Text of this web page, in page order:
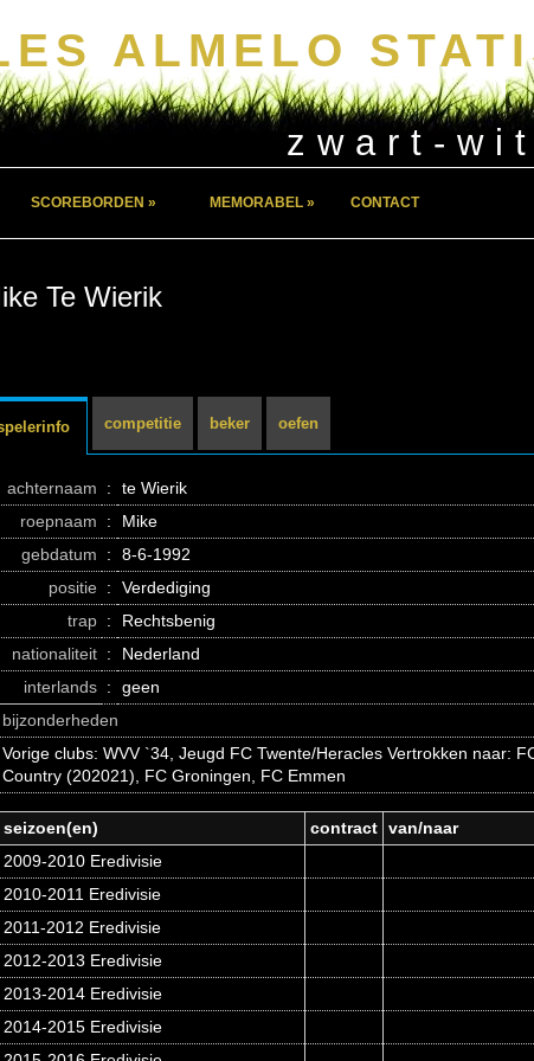
ALMELO
zwart-
SCOREBORDEN » MEMORABEL » CONTACT
Te Wierik
competitie beker oefen
achternaam :
te Wierik
roepnaam
:
Mike
gebdatum
:
8-6-1992
positie :
Verdediging
trap :
Rechtsbenig
nationaliteit :
Nederland
interlands :
geen
bijzonderheden
Vorige clubs: WVV `34, Jeugd FC Twente/Heracles Vertrokken naar:
Country (202021), FC Groningen, FC Emmen
seizoen(en) contract van/naar
2009-2010 Eredivisie
2010-2011 Eredivisie
2011-2012 Eredivisie
2012-2013 Eredivisie
2013-2014 Eredivisie
2014-2015 Eredivisie